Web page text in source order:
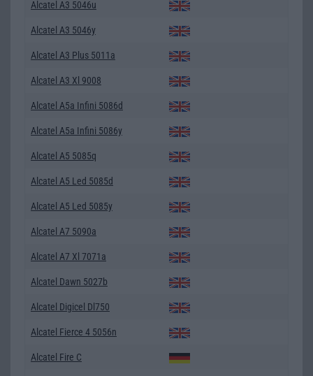
Alcatel A3 5046u
Alcatel A3 5046y
Alcatel A3 Plus 5011a
Alcatel A3 Xl 9008
Alcatel A5a Infini 5086d
Alcatel A5a Infini 5086y
Alcatel A5 5085q
Alcatel A5 Led 5085d
Alcatel A5 Led 5085y
Alcatel A7 5090a
Alcatel A7 Xl 7071a
Alcatel Dawn 5027b
Alcatel Digicel Dl750
Alcatel Fierce 4 5056n
Alcatel Fire C